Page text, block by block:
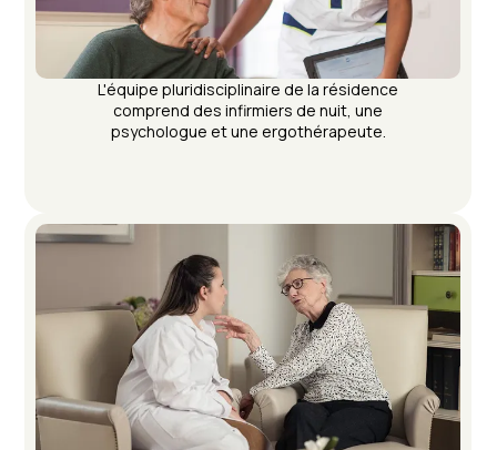
L'équipe pluridisciplinaire de la résidence
comprend des infirmiers de nuit, une
psychologue et une ergothérapeute.